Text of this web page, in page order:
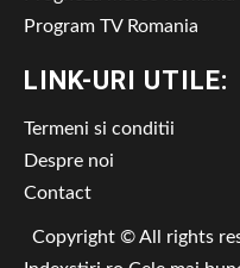
Program TV Romania
LINK-URI UTILE:
Termeni si conditii
Despre noi
Contact
Copyright © All rights